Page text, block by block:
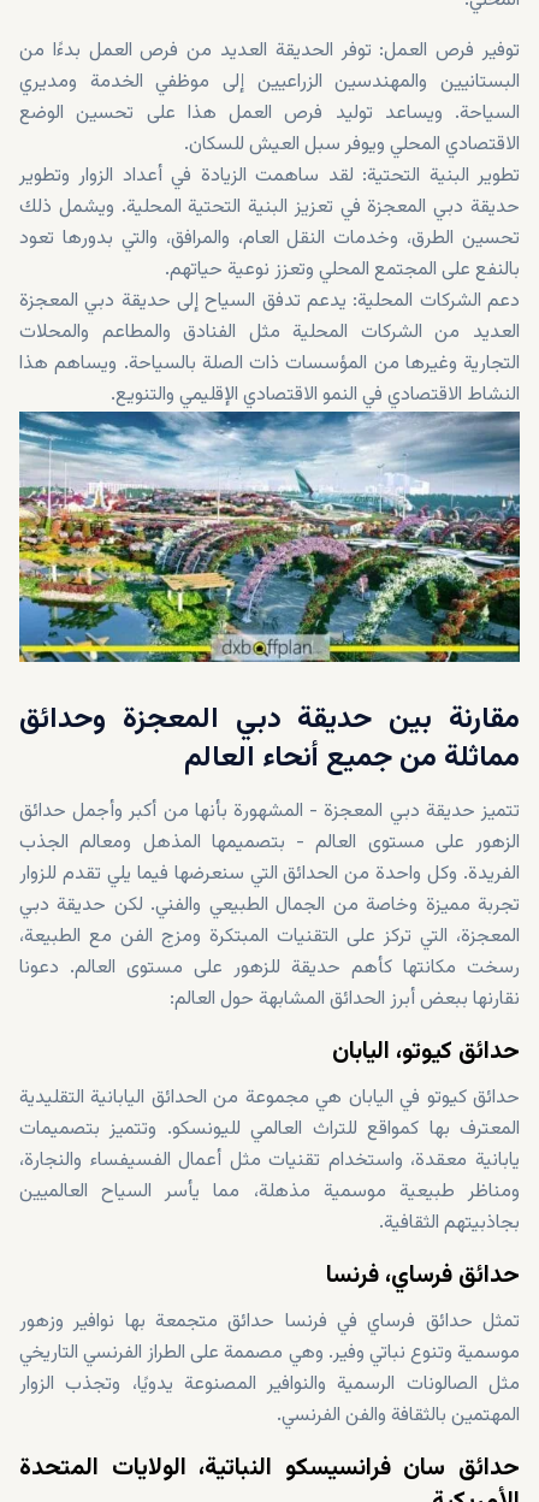
توفير فرص العمل: توفر الحديقة العديد من فرص العمل بدءًا من
البستانيين والمهندسين الزراعيين إلى موظفي الخدمة ومديري
السياحة. ويساعد توليد فرص العمل هذا على تحسين الوضع
الاقتصادي المحلي ويوفر سبل العيش للسكان.
تطوير البنية التحتية: لقد ساهمت الزيادة في أعداد الزوار وتطوير
حديقة دبي المعجزة في تعزيز البنية التحتية المحلية. ويشمل ذلك
تحسين الطرق، وخدمات النقل العام، والمرافق، والتي بدورها تعود
بالنفع على المجتمع المحلي وتعزز نوعية حياتهم.
دعم الشركات المحلية: يدعم تدفق السياح إلى حديقة دبي المعجزة
العديد من الشركات المحلية مثل الفنادق والمطاعم والمحلات
التجارية وغيرها من المؤسسات ذات الصلة بالسياحة. ويساهم هذا
النشاط الاقتصادي في النمو الاقتصادي الإقليمي والتنويع.
مقارنة بين حديقة دبي المعجزة وحدائق
مماثلة من جميع أنحاء العالم
تتميز حديقة دبي المعجزة - المشهورة بأنها من أكبر وأجمل حدائق
الزهور على مستوى العالم - بتصميمها المذهل ومعالم الجذب
الفريدة. وكل واحدة من الحدائق التي سنعرضها فيما يلي تقدم للزوار
تجربة مميزة وخاصة من الجمال الطبيعي والفني. لكن حديقة دبي
المعجزة، التي تركز على التقنيات المبتكرة ومزج الفن مع الطبيعة،
رسخت مكانتها كأهم حديقة للزهور على مستوى العالم. دعونا
نقارنها ببعض أبرز الحدائق المشابهة حول العالم:
حدائق كيوتو، اليابان
حدائق كيوتو في اليابان هي مجموعة من الحدائق اليابانية التقليدية
المعترف بها كمواقع للتراث العالمي لليونسكو. وتتميز بتصميمات
يابانية معقدة، واستخدام تقنيات مثل أعمال الفسيفساء والنجارة،
ومناظر طبيعية موسمية مذهلة، مما يأسر السياح العالميين
بجاذبيتهم الثقافية.
حدائق فرساي، فرنسا
تمثل حدائق فرساي في فرنسا حدائق متجمعة بها نوافير وزهور
موسمية وتنوع نباتي وفير. وهي مصممة على الطراز الفرنسي التاريخي
مثل الصالونات الرسمية والنوافير المصنوعة يدويًا، وتجذب الزوار
المهتمين بالثقافة والفن الفرنسي.
حدائق سان فرانسيسكو النباتية، الولايات المتحدة